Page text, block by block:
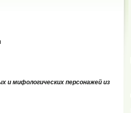
и мифологических персонажей из